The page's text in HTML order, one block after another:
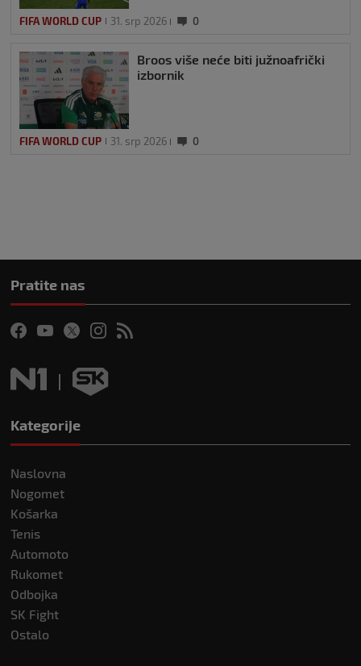
FIFA WORLD CUP 31. srp 2026 0
Broos više neće biti južnoafrički
izbornik
FIFA WORLD CUP 31. srp 2026 0
Pratite nas
Kategorije
Naslovna
Nogomet
Košarka
Tenis
Automoto
Rukomet
Odbojka
SK Fight
Ostalo